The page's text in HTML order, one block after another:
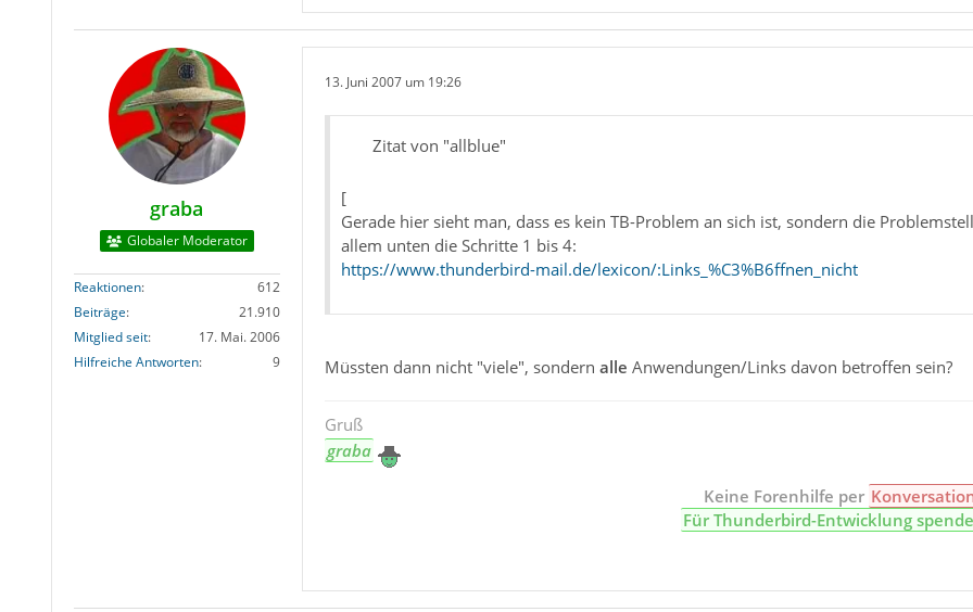
graba
Globaler Moderator
Reaktionen
612
Beiträge
21.910
Mitglied seit
17. Mai. 2006
Hilfreiche Antworten
9
13. Juni 2007 um 19:26
Zitat von "allblue"
[
Gerade hier sieht man, dass es kein TB-Problem an sich ist, sondern die
allem unten die Schritte 1 bis 4:
https://www.thunderbird-mail.de/lexicon/:Links_%C3%B6ffnen_nicht
Müssten dann nicht "viele", sondern alle Anwendungen/Links davon betroffen sein?
Gruß
graba
Keine Forenhilfe per
Für Thunderbird-Entwicklung